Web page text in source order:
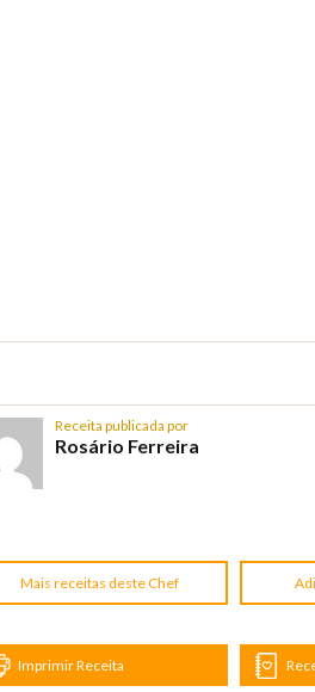
Receita publicada por
Rosário Ferreira
Mais receitas deste Chef
Imprimir Receita